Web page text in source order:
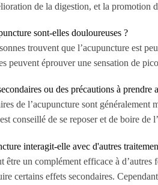
de la digestion, et la promotion
sont-elles douloureuses ?
trouvent que l’acupuncture est
peuvent éprouver une sensation de
ou des précautions à prendre
de l’acupuncture sont
conseillé de se reposer et de boire de
interagit-elle avec d'autres
être un complément efficace à
certains effets secondaires.